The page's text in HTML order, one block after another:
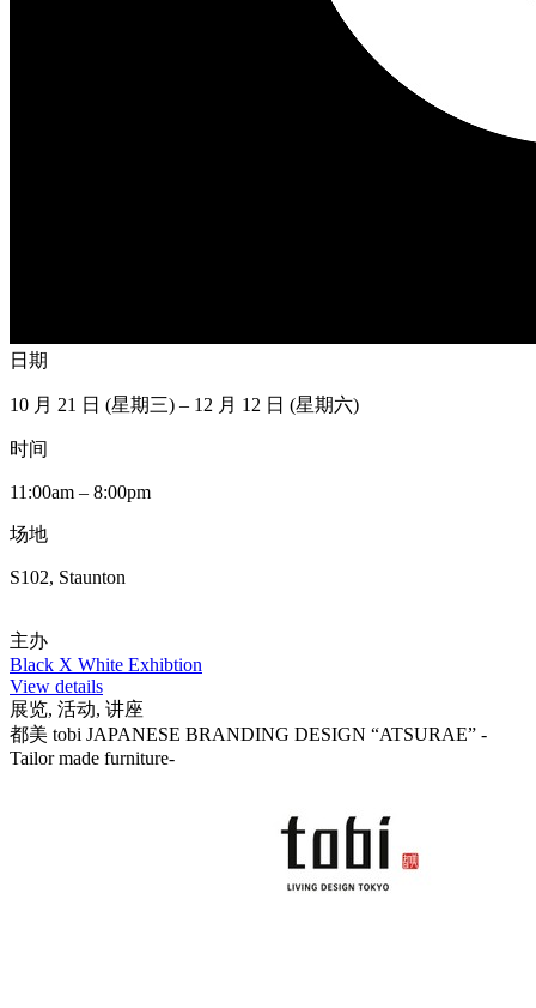
日期
10 月 21 日 (星期三) – 12 月 12 日 (星期六)
时间
11:00am – 8:00pm
场地
S102, Staunton
主办
Black X White Exhibtion
View details
展览, 活动, 讲座
都美 tobi JAPANESE BRANDING DESIGN “ATSURAE” -
Tailor made furniture-